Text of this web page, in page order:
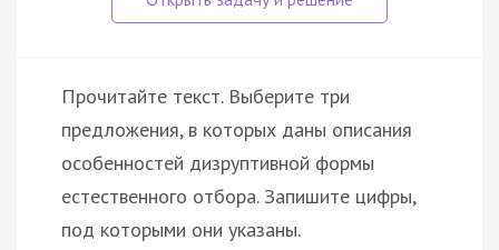
Прочитайте текст. Выберите три
предложения, в которых даны описания
особенностей дизруптивной формы
естественного отбора. Запишите цифры,
под которыми они указаны.